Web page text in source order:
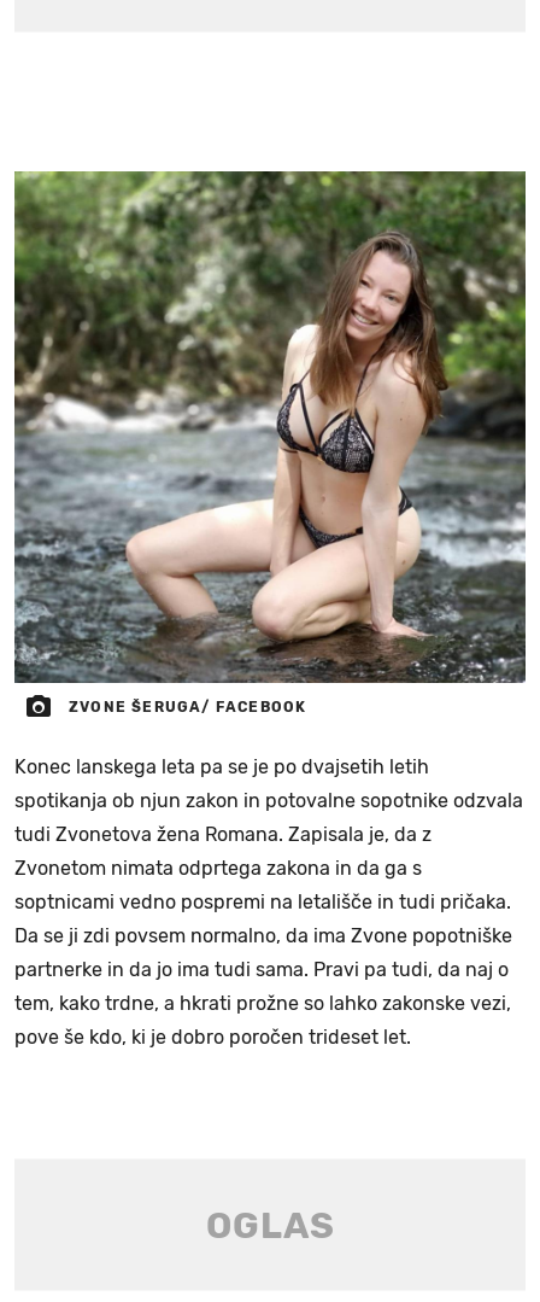
ZVONE ŠERUGA/ FACEBOOK
Konec lanskega leta pa se je po dvajsetih letih
spotikanja ob njun zakon in potovalne sopotnike odzvala
tudi Zvonetova žena Romana. Zapisala je, da z
Zvonetom nimata odprtega zakona in da ga s
soptnicami vedno pospremi na letališče in tudi pričaka.
Da se ji zdi povsem normalno, da ima Zvone popotniške
partnerke in da jo ima tudi sama. Pravi pa tudi, da naj o
tem, kako trdne, a hkrati prožne so lahko zakonske vezi,
pove še kdo, ki je dobro poročen trideset let.